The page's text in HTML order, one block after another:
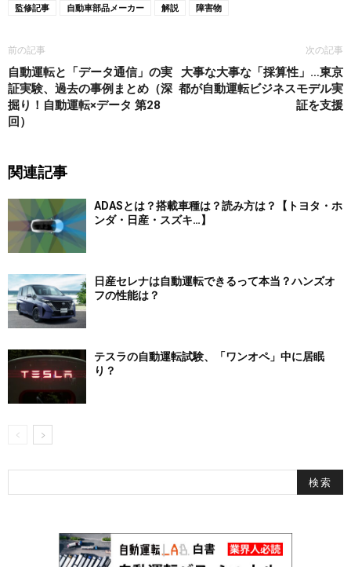
監修記事
自動車部品メーカー 解説 障害物
前の記事
自動運転と「データ通信」の実
証実験、過去の事例まとめ（深
掘り！自動運転×データ 第28
回）
次の記事
大事な大事な「採算性」…東京
都が自動運転ビジネスモデル実
証を支援
関連記事
ADASとは？搭載車種は？読み方は？【トヨタ・ホ
ンダ・日産・スズキ…】
日産セレナは自動運転できるって本当？ハンズオ
フの性能は？
テスラの自動運転試験、「ワンオペ」中に居眠
り？